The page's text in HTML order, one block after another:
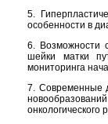
5.
особенности в
6. Возможности
шейки матки
мониторинга
7. Современные
онкологического